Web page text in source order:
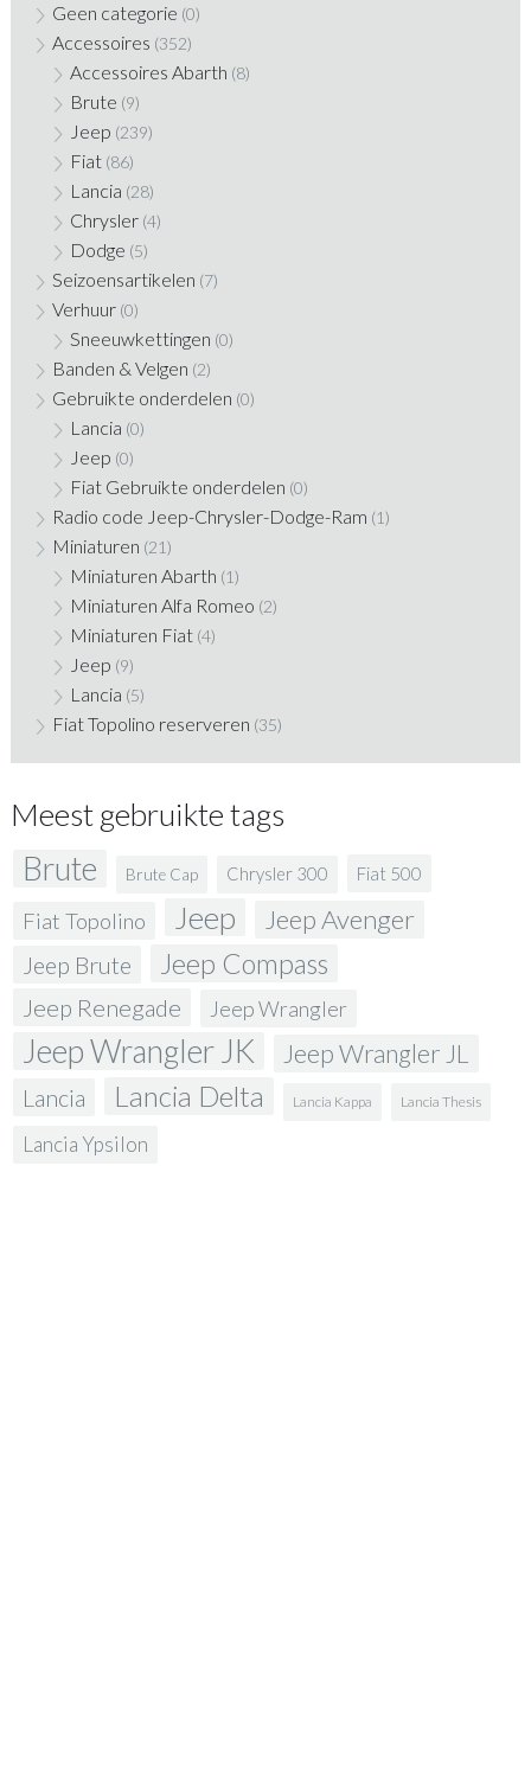
Geen categorie (0)
Accessoires (352)
Accessoires Abarth (8)
Brute (9)
Jeep (239)
Fiat (86)
Lancia (28)
Chrysler (4)
Dodge (5)
Seizoensartikelen (7)
Verhuur (0)
Sneeuwkettingen (0)
Banden & Velgen (2)
Gebruikte onderdelen (0)
Lancia (0)
Jeep (0)
Fiat Gebruikte onderdelen (0)
Radio code Jeep-Chrysler-Dodge-Ram (1)
Miniaturen (21)
Miniaturen Abarth (1)
Miniaturen Alfa Romeo (2)
Miniaturen Fiat (4)
Jeep (9)
Lancia (5)
Fiat Topolino reserveren (35)
Meest gebruikte tags
Brute Brute Cap Chrysler 300 Fiat 500
Fiat Topolino Jeep Jeep Avenger
Jeep Brute Jeep Compass
Jeep Renegade Jeep Wrangler
Jeep Wrangler JK Jeep Wrangler JL
Lancia Lancia Delta Lancia Kappa Lancia Thesis
Lancia Ypsilon